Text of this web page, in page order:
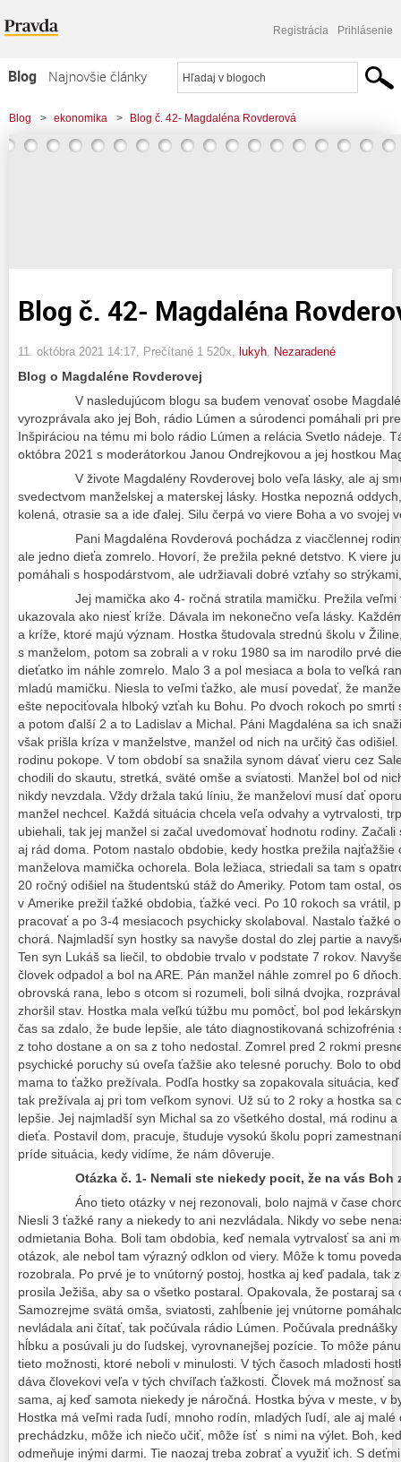
Registrácia Prihlásenie
Blog
Najnovšie články
Najčítanejšie články
Najkomentovanejšie články
Blog > ekonomika > Blog č. 42- Magdaléna Rovderová
Blog č. 42- Magdaléna
11. októbra 2021 14:17 , Prečítané 1 520x, lukyh Nezaradené
Blog o Magdaléne Rovderovej
V nasledujúcom blogu sa budem venovať osobe
vyrozprávala ako jej Boh, rádio Lúmen a súrodenci pomáhali pri
Inšpiráciou na tému mi bolo rádio Lúmen a relácia Svetlo nádeje.
októbra 2021 s moderátorkou Janou Ondrejkovou a jej hostkou
V živote Magdalény Rovderovej bolo veľa lásky, ale aj
svedectvom manželskej a materskej lásky. Hostka nepozná
kolená, otrasie sa a ide ďalej. Silu čerpá vo viere Boha a vo svojej
Pani Magdaléna Rovderová pochádza z viacčlennej rodiny
ale jedno dieťa zomrelo. Hovorí, že prežila pekné detstvo. K viere
pomáhali s hospodárstvom, ale udržiavali dobré vzťahy so
Jej mamička ako 4- ročná stratila mamičku. Prežila veľmi
ukazovala ako niesť kríže. Dávala im nekonečno veľa lásky.
a kríže, ktoré majú význam. Hostka študovala strednú školu v
s manželom, potom sa zobrali a v roku 1980 sa im narodilo prvé
dieťatko im náhle zomrelo. Malo 3 a pol mesiaca a bola to veľká
mladú mamičku. Niesla to veľmi ťažko, ale musí povedať, že
ešte nepociťovala hlboký vzťah ku Bohu. Po dvoch rokoch po smrti
a potom ďalší 2 a to Ladislav a Michal. Páni Magdaléna sa ich
však prišla kríza v manželstve, manžel od nich na určitý čas
rodinu pokope. V tom období sa snažila synom dávať vieru cez
chodili do skautu, stretká, sväté omše a sviatosti. Manžel bol od
nikdy nevzdala. Vždy držala takú líniu, že manželovi musí dať
manžel nechcel. Každá situácia chcela veľa odvahy a vytrvalosti,
ubiehali, tak jej manžel si začal uvedomovať hodnotu rodiny.
aj rád doma. Potom nastalo obdobie, kedy hostka prežila najťažšie
manželova mamička ochorela. Bola ležiaca, striedali sa tam s
20 ročný odišiel na študentskú stáž do Ameriky. Potom tam ostal,
v Amerike prežil ťažké obdobia, ťažké veci. Po 10 rokoch sa vrátil,
pracovať a po 3-4 mesiacoch psychicky skolaboval. Nastalo ťažké
chorá. Najmladší syn hostky sa navyše dostal do zlej partie a
Ten syn Lukáš sa liečil, to obdobie trvalo v podstate 7 rokov.
človek odpadol a bol na ARE. Pán manžel náhle zomrel po 6
obrovská rana, lebo s otcom si rozumeli, boli silná dvojka,
zhoršil stav. Hostka mala veľkú túžbu mu pomôcť, bol pod
čas sa zdalo, že bude lepšie, ale táto diagnostikovaná
z toho dostane a on sa z toho nedostal. Zomrel pred 2 rokmi
psychické poruchy sú oveľa ťažšie ako telesné poruchy. Bolo to
mama to ťažko prežívala. Podľa hostky sa zopakovala situácia,
tak prežívala aj pri tom veľkom synovi. Už sú to 2 roky a hostka sa
lepšie. Jej najmladší syn Michal sa zo všetkého dostal, má rodinu
dieťa. Postavil dom, pracuje, študuje vysokú školu popri
príde situácia, kedy vidíme, že nám dôveruje.
Otázka č. 1- Nemali ste niekedy pocit, že na vás Boh
Áno tieto otázky v nej rezonovali, bolo najmä v čase
Niesli 3 ťažké rany a niekedy to ani nezvládala. Nikdy vo sebe
odmietania Boha. Boli tam obdobia, keď nemala vytrvalosť sa ani
otázok, ale nebol tam výrazný odklon od viery. Môže k tomu
rozobrala. Po prvé je to vnútorný postoj, hostka aj keď padala, tak
prosila Ježiša, aby sa o všetko postaral. Opakovala, že postaraj sa
Samozrejme svätá omša, sviatosti, zahĺbenie jej vnútorne
nevládala ani čítať, tak počúvala rádio Lúmen. Počúvala
hĺbku a posúvali ju do ľudskej, vyrovnanejšej pozície. To môže
tieto možnosti, ktoré neboli v minulosti. V tých časoch mladosti
dáva človekovi veľa v tých chvíľach ťažkosti. Človek má možnosť
sama, aj keď samota niekedy je náročná. Hostka býva v meste, v
Hostka má veľmi rada ľudí, mnoho rodín, mladých ľudí, ale aj
prechádzku, môže ich niečo učiť, môže ísť s nimi na výlet. Boh,
odmeňuje inými darmi. Tie naozaj treba zobrať a využiť ich. S